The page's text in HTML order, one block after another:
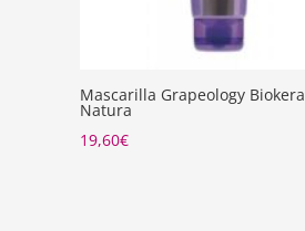
Mascarilla Grapeology Biokera
Natura
19,60€